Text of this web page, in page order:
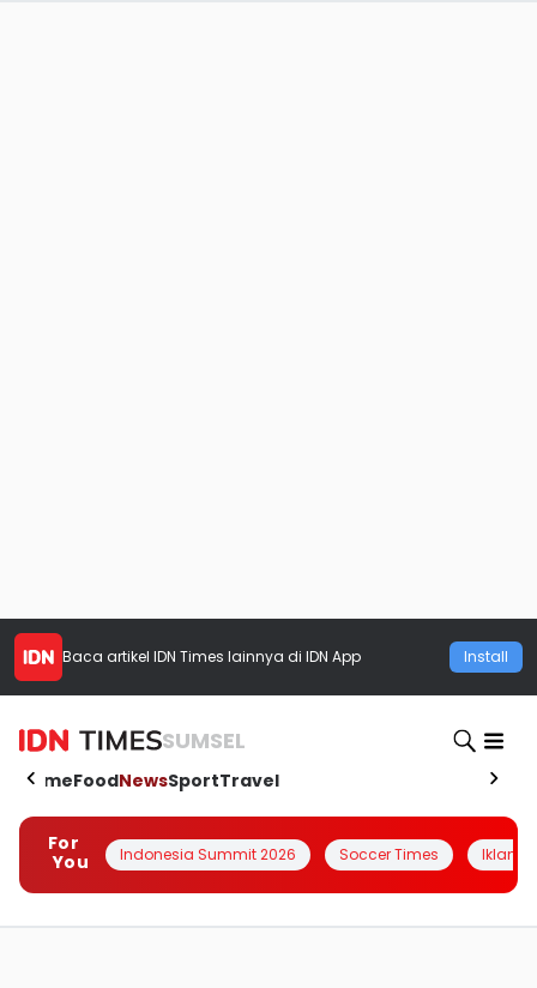
Baca artikel IDN Times lainnya di IDN App Install
SUMSEL
HomeFoodNewsSportTravel
For
You
Indonesia Summit 2026 Soccer Times Iklanin